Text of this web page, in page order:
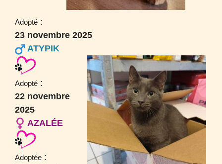
Adopté :
23 novembre 2025
ATYPIK
Adopté :
22 novembre
2025
AZALÉE
Adoptée :